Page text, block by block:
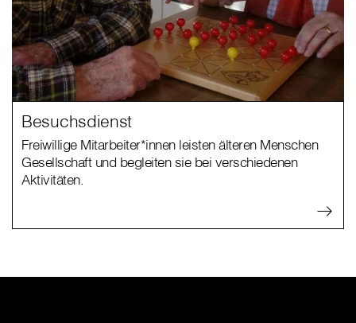
Besuchsdienst
Freiwillige Mitarbeiter*innen leisten älteren Menschen
Gesellschaft und begleiten sie bei verschiedenen
Aktivitäten.